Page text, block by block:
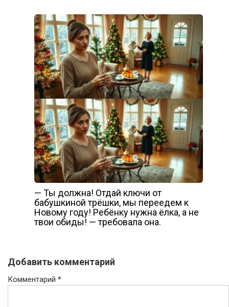
— Ты должна! Отдай ключи от
бабушкиной трёшки, мы переедем к
Новому году! Ребёнку нужна ёлка, а не
твои обиды! — требовала она.
Добавить комментарий
Комментарий *